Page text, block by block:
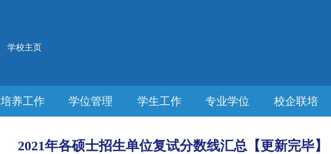
学校主页
培养工作 学位管理 学生工作 专业学位 校企联培
2021年各硕士招生单位复试分数线汇总【更新完毕】